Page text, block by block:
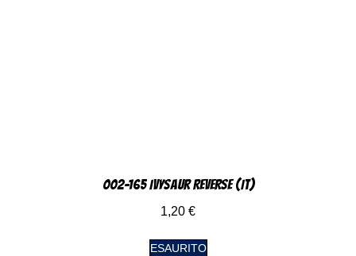
002-165 Ivysaur Reverse (IT)
1,20 €
ESAURITO